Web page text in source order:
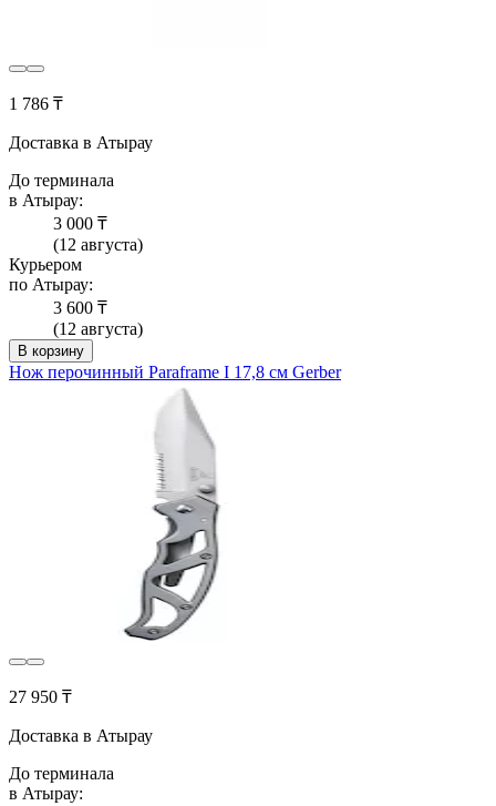
1 786 ₸
Доставка в Атырау
До терминала
в Атырау:
3 000 ₸
(12 августа)
Курьером
по Атырау:
3 600 ₸
(12 августа)
В корзину
Нож перочинный Paraframe I 17,8 см Gerber
27 950 ₸
Доставка в Атырау
До терминала
в Атырау: